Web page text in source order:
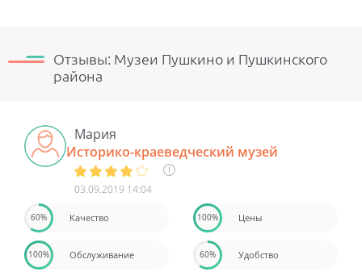
Отзывы: Музеи Пушкино и Пушкинского
района
Мария
Историко-краеведческий музей
03.09.2019 14:04
60% Качество 100% Цены
100% Обслуживание 60% Удобство